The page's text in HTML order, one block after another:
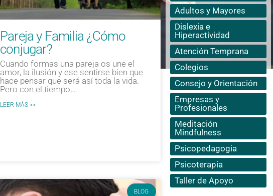
Pareja y Familia ¿Cómo
conjugar?
Cuando formas una pareja os une el
amor, la ilusión y ese sentirse bien que
hace pensar que será así toda la vida.
Pero con el tiempo,…
LEER MÁS >>
BLOG
Adultos y Mayores
Dislexia e
Hiperactividad
Atención Temprana
Colegios
Consejo y Orientación
Empresas y
Profesionales
Meditación
Mindfulness
Psicopedagogia
Psicoterapia
Taller de Apoyo